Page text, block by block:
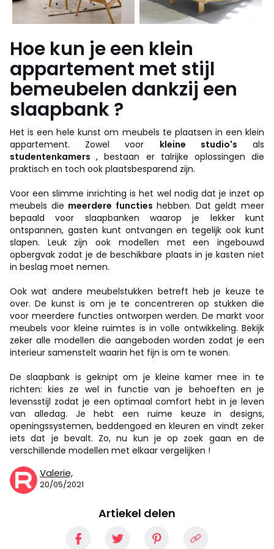
Hoe kun je een klein
appartement met stijl
bemeubelen dankzij een
slaapbank ?
Het is een hele kunst om meubels te plaatsen in een klein
appartement. Zowel voor kleine studio's als
studentenkamers, bestaan er talrijke oplossingen die
praktisch en toch ook plaatsbesparend zijn.
Voor een slimme inrichting is het wel nodig dat je inzet op
meubels die meerdere functies hebben. Dat geldt meer
bepaald voor slaapbanken waarop je lekker kunt
ontspannen, gasten kunt ontvangen en tegelijk ook kunt
slapen. Leuk zijn ook modellen met een ingebouwd
opbergvak zodat je de beschikbare plaats in je kasten niet
in beslag moet nemen.
Ook wat andere meubelstukken betreft heb je keuze te
over. De kunst is om je te concentreren op stukken die
voor meerdere functies ontworpen werden. De markt voor
meubels voor kleine ruimtes is in volle ontwikkeling. Bekijk
zeker alle modellen die aangeboden worden zodat je een
interieur samenstelt waarin het fijn is om te wonen.
De slaapbank is geknipt om je kleine kamer mee in te
richten: kies ze wel in functie van je behoeften en je
levensstijl zodat je een optimaal comfort hebt in je leven
van alledag. Je hebt een ruime keuze in designs,
openingssystemen, beddengoed en kleuren en vindt zeker
iets dat je bevalt. Zo, nu kun je op zoek gaan en de
verschillende modellen met elkaar vergelijken !
Valerie,
20/05/2021
Artiekel delen